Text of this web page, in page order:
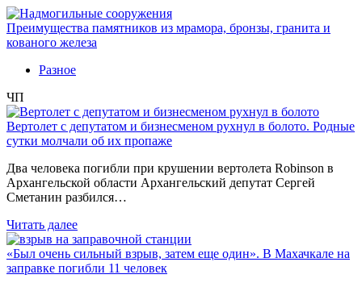
Преимущества памятников из мрамора, бронзы, гранита и
кованого железа
Разное
ЧП
Вертолет с депутатом и бизнесменом рухнул в болото. Родные
сутки молчали об их пропаже
Два человека погибли при крушении вертолета Robinson в
Архангельской области Архангельский депутат Сергей
Сметанин разбился…
Читать далее
«Был очень сильный взрыв, затем еще один». В Махачкале на
заправке погибли 11 человек